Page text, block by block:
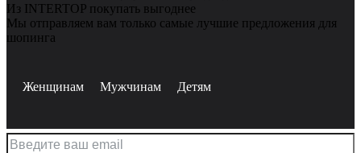
Из INTERTOP покупать выгоднее
Мы отправляем вам только самые лучшие предложения для
шопинга
Женщинам Мужчинам Детям